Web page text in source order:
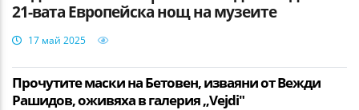
21-вата Европейска нощ на музеите
17 май 2025
Прочутите маски на Бетовен, изваяни от Вежди
Рашидов, оживяха в галерия „Vejdi"